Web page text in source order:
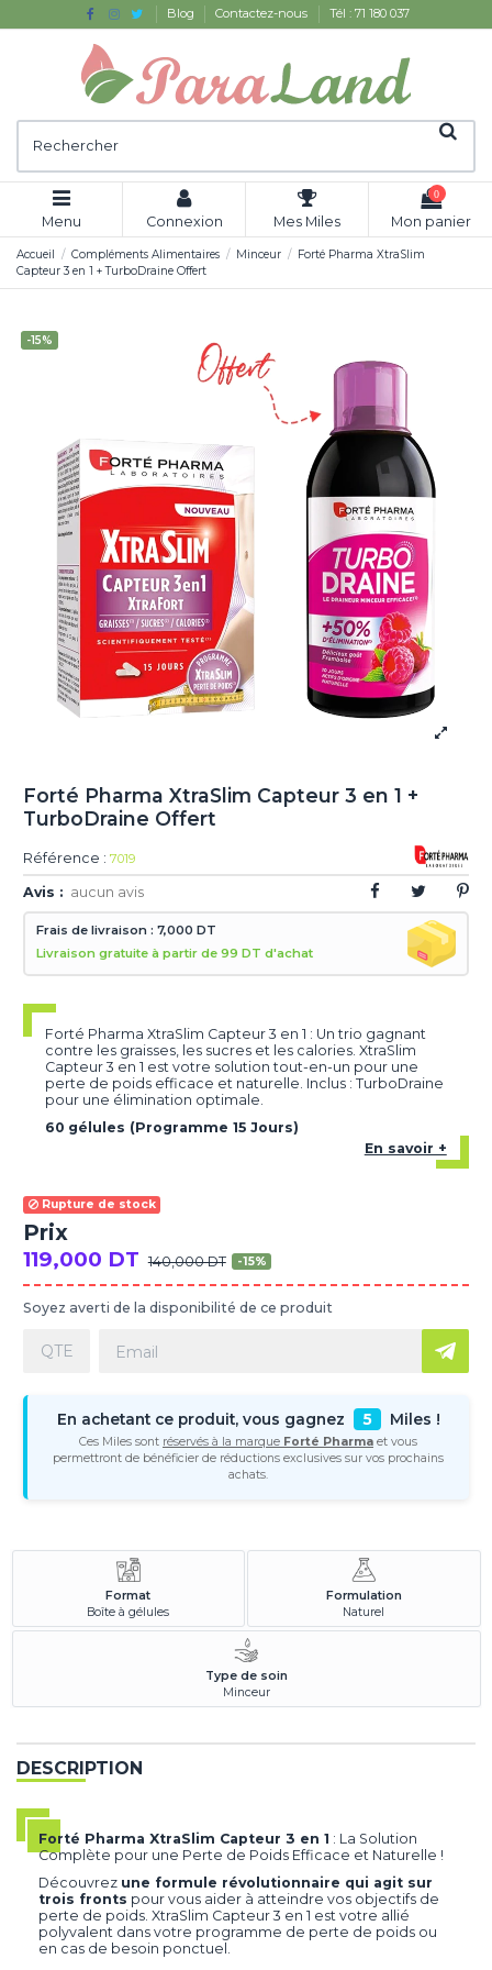
Blog Contactez-nous Tél : 71 180 037
Menu Connexion Mes Miles
0
Mon panier
Accueil Compléments Alimentaires Minceur
Forté Pharma XtraSlim
Capteur 3 en 1 + TurboDraine Offert
-15%
Forté Pharma XtraSlim Capteur 3 en 1 +
TurboDraine Offert
Référence : 7019
Avis : aucun avis
Frais de livraison : 7,000 DT
Livraison gratuite à partir de 99 DT d'achat
Forté Pharma XtraSlim Capteur 3 en 1 : Un trio gagnant
contre les graisses, les sucres et les calories. XtraSlim
Capteur 3 en 1 est votre solution tout-en-un pour une
perte de poids efficace et naturelle. Inclus : TurboDraine
pour une élimination optimale.
60 gélules (Programme 15 Jours)
En savoir +
Rupture de stock
Prix
119,000 DT 140,000 DT -15%
Soyez averti de la disponibilité de ce produit
En achetant ce produit, vous gagnez 5 Miles !
Ces Miles sont réservés à la marque Forté Pharma et vous
permettront de bénéficier de réductions exclusives sur vos prochains
achats.
Format
Boîte à gélules
Formulation
Naturel
Type de soin
Minceur
DESCRIPTION
Forté Pharma XtraSlim Capteur 3 en 1 : La Solution
Complète pour une Perte de Poids Efficace et Naturelle !
Découvrez une formule révolutionnaire qui agit sur
trois fronts pour vous aider à atteindre vos objectifs de
perte de poids. XtraSlim Capteur 3 en 1 est votre allié
polyvalent dans votre programme de perte de poids ou
en cas de besoin ponctuel.